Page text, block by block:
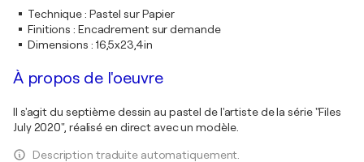
Technique: Pastel sur Papier
Finitions : Encadrement sur demande
Dimensions : 16,5x23,4in
À propos de l'oeuvre
Il s'agit du septième dessin au pastel de l'artiste de la série "Files
July 2020", réalisé en direct avec un modèle.
Description traduite automatiquement.